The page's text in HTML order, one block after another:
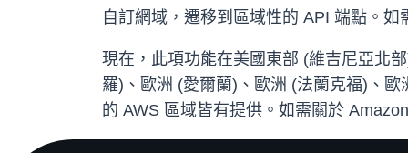
自訂網域，遷移到區域性的 API 端點。
現在，此項功能在美國東部 (維吉尼亞北
羅)、歐洲 (愛爾蘭)、歐洲 (法蘭克福)、
的 AWS 區域皆有提供。如需關於